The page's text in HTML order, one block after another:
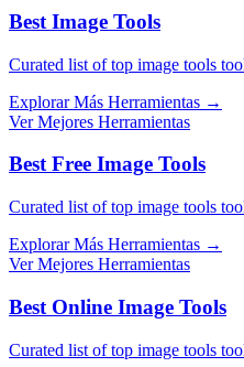
Best Image Tools
Curated list of top image tools
Explorar Más Herramientas →
Ver Mejores Herramientas
Best Free Image Tools
Curated list of top image tools
Explorar Más Herramientas →
Ver Mejores Herramientas
Best Online Image Tools
Curated list of top image tools